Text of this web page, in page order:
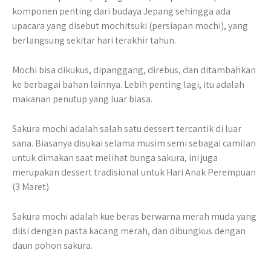
komponen penting dari budaya Jepang sehingga ada
upacara yang disebut mochitsuki (persiapan mochi), yang
berlangsung sekitar hari terakhir tahun.
Mochi bisa dikukus, dipanggang, direbus, dan ditambahkan
ke berbagai bahan lainnya. Lebih penting lagi, itu adalah
makanan penutup yang luar biasa.
Sakura mochi adalah salah satu dessert tercantik di luar
sana. Biasanya disukai selama musim semi sebagai camilan
untuk dimakan saat melihat bunga sakura, ini juga
merupakan dessert tradisional untuk Hari Anak Perempuan
(3 Maret).
Sakura mochi adalah kue beras berwarna merah muda yang
diisi dengan pasta kacang merah, dan dibungkus dengan
daun pohon sakura.